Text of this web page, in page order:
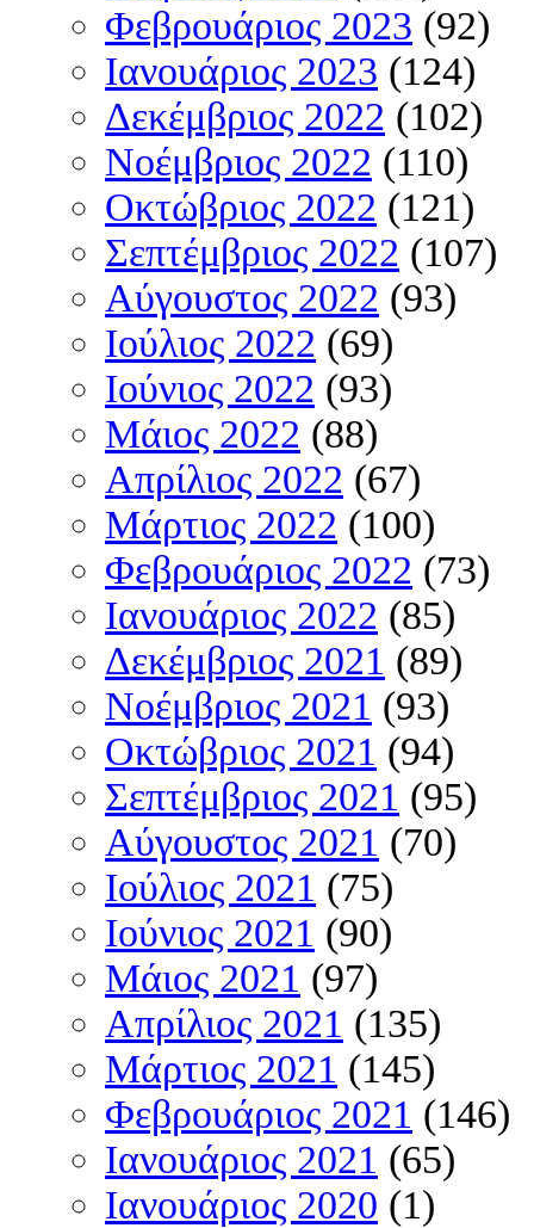
Φεβρουάριος 2023 (92)
Ιανουάριος 2023 (124)
Δεκέμβριος 2022 (102)
Νοέμβριος 2022 (110)
Οκτώβριος 2022 (121)
Σεπτέμβριος 2022 (107)
Αύγουστος 2022 (93)
Ιούλιος 2022 (69)
Ιούνιος 2022 (93)
Μάιος 2022 (88)
Απρίλιος 2022 (67)
Μάρτιος 2022 (100)
Φεβρουάριος 2022 (73)
Ιανουάριος 2022 (85)
Δεκέμβριος 2021 (89)
Νοέμβριος 2021 (93)
Οκτώβριος 2021 (94)
Σεπτέμβριος 2021 (95)
Αύγουστος 2021 (70)
Ιούλιος 2021 (75)
Ιούνιος 2021 (90)
Μάιος 2021 (97)
Απρίλιος 2021 (135)
Μάρτιος 2021 (145)
Φεβρουάριος 2021 (146)
Ιανουάριος 2021 (65)
Ιανουάριος 2020 (1)